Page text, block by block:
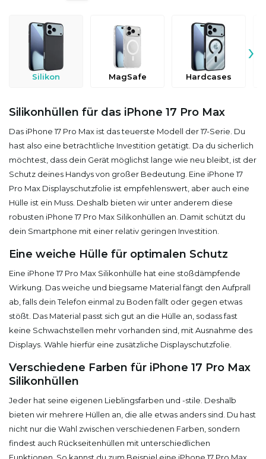
Silikon MagSafe Hardcases
›
Silikonhüllen für das iPhone 17 Pro Max
Das iPhone 17 Pro Max ist das teuerste Modell der 17-Serie. Du
hast also eine beträchtliche Investition getätigt. Da du sicherlich
möchtest, dass dein Gerät möglichst lange wie neu bleibt, ist der
Schutz deines Handys von großer Bedeutung. Eine iPhone 17
Pro Max Displayschutzfolie ist empfehlenswert, aber auch eine
Hülle ist ein Muss. Deshalb bieten wir unter anderem diese
robusten iPhone 17 Pro Max Silikonhüllen an. Damit schützt du
dein Smartphone mit einer relativ geringen Investition.
Eine weiche Hülle für optimalen Schutz
Eine iPhone 17 Pro Max Silikonhülle hat eine stoßdämpfende
Wirkung. Das weiche und biegsame Material fängt den Aufprall
ab, falls dein Telefon einmal zu Boden fällt oder gegen etwas
stößt. Das Material passt sich gut an die Hülle an, sodass fast
keine Schwachstellen mehr vorhanden sind, mit Ausnahme des
Displays. Wähle hierfür eine zusätzliche Displayschutzfolie.
Verschiedene Farben für iPhone 17 Pro Max
Silikonhüllen
Jeder hat seine eigenen Lieblingsfarben und -stile. Deshalb
bieten wir mehrere Hüllen an, die alle etwas anders sind. Du hast
nicht nur die Wahl zwischen verschiedenen Farben, sondern
findest auch Rückseitenhüllen mit unterschiedlichen